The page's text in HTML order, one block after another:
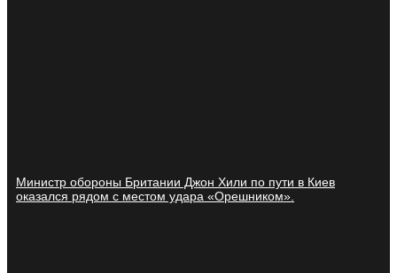
Министр обороны Британии Джон Хили по пути в Киев
оказался рядом с местом удара «Орешником».